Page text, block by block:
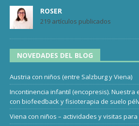
ROSER
219 artículos publicados
NOVEDADES DEL BLOG
Austria con niños (entre Salzburg y Viena)
Incontinencia infantil (encopresis). Nuestra
con biofeedback y fisioterapia de suelo
Viena con niños – actividades y visitas